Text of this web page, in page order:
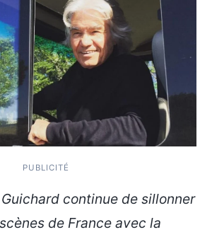
PUBLICITÉ
continue de sillonner
de France avec la